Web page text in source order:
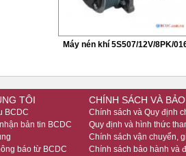
Máy nén khí 5S507/12V/8PK/
TÔI
BCDC
bản tin BCDC
báo từ BCDC
CHÍNH SÁCH VÀ
Chính sách và Quy định
Quy định và hình thức
Chính sách vận chuyển,
Chính sách bảo hành và